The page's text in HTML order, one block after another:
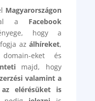
Magyarországon
a Facebook
hogy a
az álhíreket,
eket és
majd, hogy
valamint a
elérésüket is